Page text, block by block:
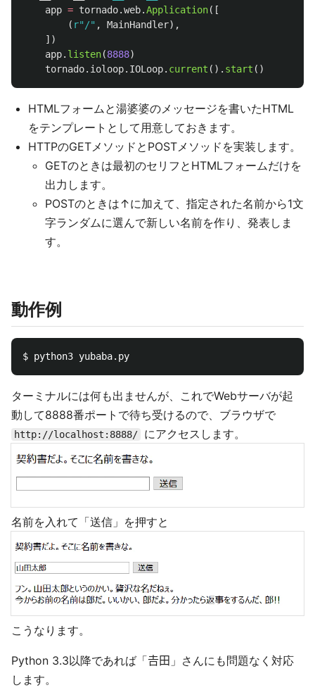
app = tornado.web.Application([
( r" /" , MainHandler),
])
app. listen(8888)
tornado. ioloop. IOLoop. current (). start ()
HTMLフォームと湯婆婆のメッセージを書いたHTML
をテンプレートとして用意しておきます。
HTTPのGETメソッドとPOSTメソッドを実装します。
GETのときは最初のセリフとHTMLフォームだけを
出力します。
POSTのときは↑に加えて、指定された名前から1文
字ランダムに選んで新しい名前を作り、発表しま
す。
動作例
ターミナルには何も出ませんが、これでWebサーバが起
動して8888番ポートで待ち受けるので、ブラウザで
http://localhost:8888/ にアクセスします。
名前を入れて「送信」を押すと
こうなります。
Python 3.3以降であれば「𠮷田」さんにも問題なく対応
します。